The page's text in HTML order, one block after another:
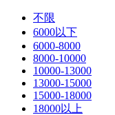
不限
6000以下
6000-8000
8000-10000
10000-13000
13000-15000
15000-18000
18000以上